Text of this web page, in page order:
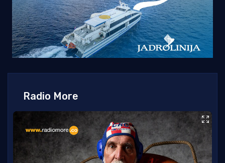
Radio More